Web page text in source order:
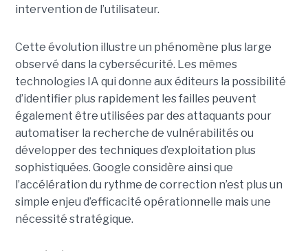
intervention de l’utilisateur.
Cette évolution illustre un phénomène plus large
observé dans la cybersécurité. Les mêmes
technologies IA qui donne aux éditeurs la possibilité
d’identifier plus rapidement les failles peuvent
également être utilisées par des attaquants pour
automatiser la recherche de vulnérabilités ou
développer des techniques d’exploitation plus
sophistiquées. Google considère ainsi que
l’accélération du rythme de correction n’est plus un
simple enjeu d’efficacité opérationnelle mais une
nécessité stratégique.